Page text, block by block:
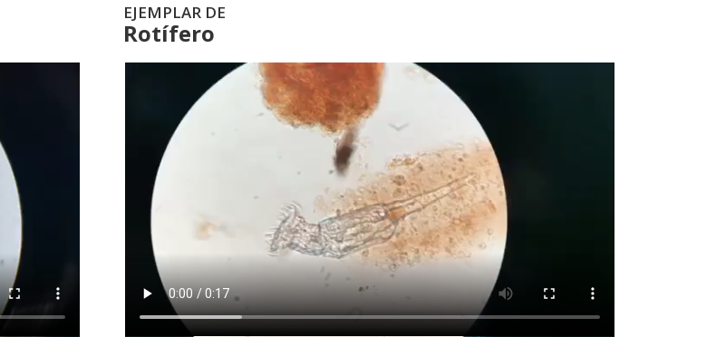
EJEMPLAR DE
Rotífero